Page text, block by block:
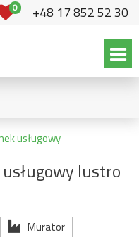
0 +48 17 852 52 30
usługowy
lustro
Murator